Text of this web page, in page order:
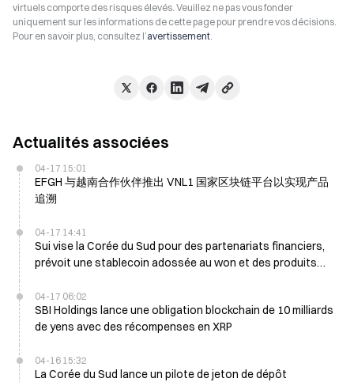
virtuels comporte des risques élevés. Veuillez ne pas vous fonder
uniquement sur les informations de cette page pour prendre vos décisions.
Pour en savoir plus, consultez l’avertissement.
Actualités associées
04-17 15:01
EFGH 与越南合作伙伴推出 VNL1 国家区块链平台以实现产品
追溯
04-17 14:41
Sui vise la Corée du Sud pour des partenariats financiers,
prévoit une stablecoin adossée au won et des produits
04-17 06:02
SBI Holdings lance une obligation blockchain de 10 milliards
de yens avec des récompenses en XRP
04-16 15:32
La Corée du Sud lance un pilote de jeton de dépôt